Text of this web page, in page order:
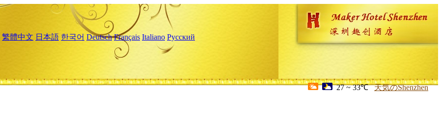
繁體中文 日本語 한국어 Deutsch Français Italiano Русский
27 ~ 33℃ 天気のShenzhen